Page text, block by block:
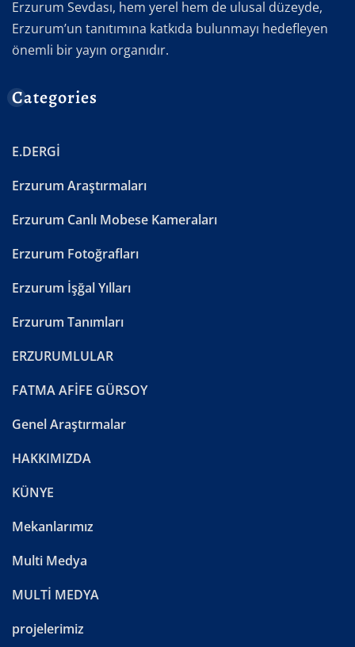
Erzurum Sevdası, hem yerel hem de ulusal düzeyde,
Erzurum’un tanıtımına katkıda bulunmayı hedefleyen
önemli bir yayın organıdır.
Categories
E.DERGİ
Erzurum Araştırmaları
Erzurum Canlı Mobese Kameraları
Erzurum Fotoğrafları
Erzurum İşğal Yılları
Erzurum Tanımları
ERZURUMLULAR
FATMA AFİFE GÜRSOY
Genel Araştırmalar
HAKKIMIZDA
KÜNYE
Mekanlarımız
Multi Medya
MULTİ MEDYA
projelerimiz